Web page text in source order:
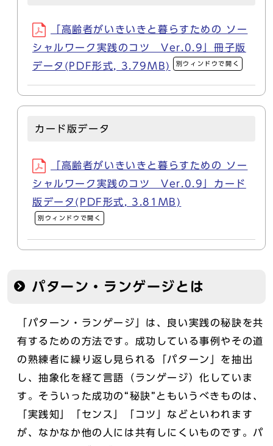
「高齢者がいきいきと暮らすための ソー
シャルワーク実践のコツ Ver.0.9」冊子版
データ(PDF形式, 3.79MB)
別ウィンドウで開く
カード版データ
「高齢者がいきいきと暮らすための ソー
シャルワーク実践のコツ Ver.0.9」カード
版データ(PDF形式, 3.81MB)
別ウィンドウで開く
パターン・ランゲージとは
「パターン・ランゲージ」は、良い実践の秘訣を共
有するための方法です。成功している事例やその道
の熟練者に繰り返し見られる「パターン」を抽出
し、抽象化を経て言語（ランゲージ）化していま
す。そういった成功の“秘訣”ともいうべきものは、
「実践知」「センス」「コツ」などといわれます
が、なかなか他の人には共有しにくいものです。パ